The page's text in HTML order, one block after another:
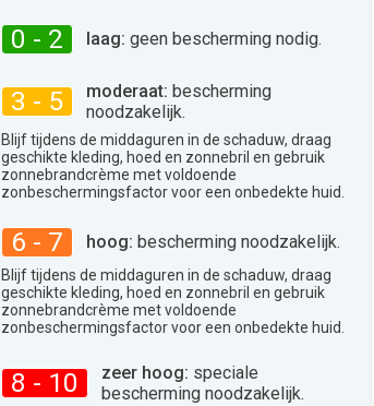
0 - 2 laag: geen bescherming nodig.
3 - 5 moderaat: bescherming
noodzakelijk.
Blijf tijdens de middaguren in de schaduw, draag
geschikte kleding, hoed en zonnebril en gebruik
zonnebrandcrème met voldoende
zonbeschermingsfactor voor een onbedekte huid.
6 - 7 hoog: bescherming noodzakelijk.
Blijf tijdens de middaguren in de schaduw, draag
geschikte kleding, hoed en zonnebril en gebruik
zonnebrandcrème met voldoende
zonbeschermingsfactor voor een onbedekte huid.
8 - 10 zeer hoog: speciale
bescherming noodzakelijk.